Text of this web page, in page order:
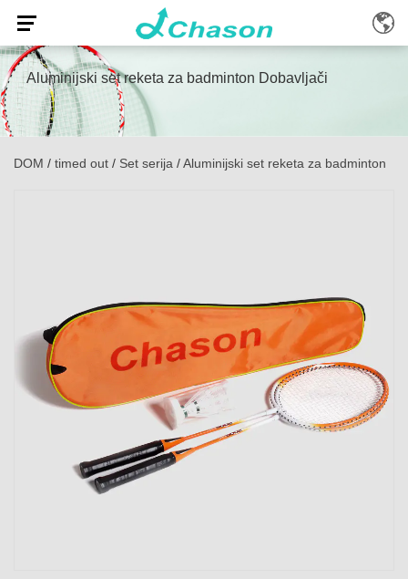
Aluminijski set reketa za badminton Dobavljači
DOM / timed out / Set serija /Aluminijski set reketa za badminton